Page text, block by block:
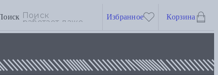
Избранное Корзина